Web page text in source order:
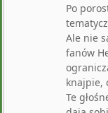
Po
Ale nie
fanów
knajpie,
Te